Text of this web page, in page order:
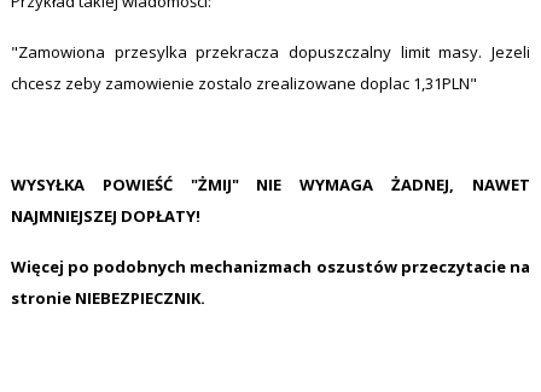
"⁣Zamowiona przesylka przekracza dopuszczalny limit masy. Jezeli
chcesz zeby zamowienie zostalo zrealizowane doplac 1,31PLN"
WYSYŁKA POWIEŚĆ "ŻMIJ" NIE WYMAGA ŻADNEJ, NAWET
NAJMNIEJSZEJ DOPŁATY!
Więcej po podobnych mechanizmach oszustów przeczytacie na
stronie NIEBEZPIECZNIK.